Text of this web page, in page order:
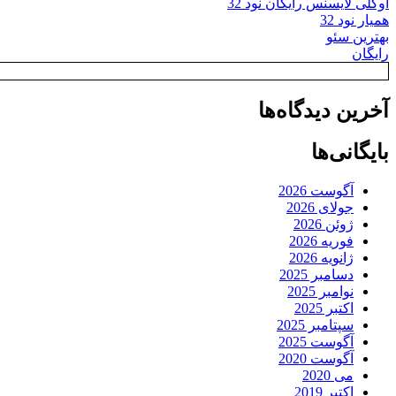
همیار نود 32
بهترین سئو
رایگان
آخرین دیدگاه‌ها
بایگانی‌ها
آگوست 2026
جولای 2026
ژوئن 2026
فوریه 2026
ژانویه 2026
دسامبر 2025
نوامبر 2025
اکتبر 2025
سپتامبر 2025
آگوست 2025
آگوست 2020
می 2020
اکتبر 2019